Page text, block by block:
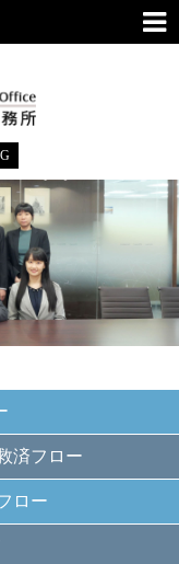
済フロー
ロー